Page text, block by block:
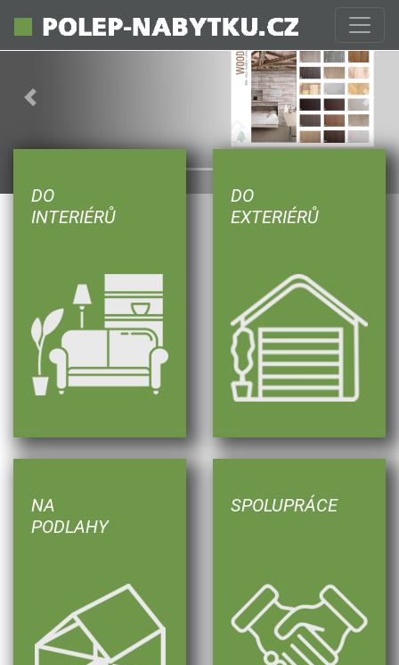
Previous Next
DO
INTERIÉRŮ
DO
EXTERIÉRŮ
NA
PODLAHY
SPOLUPRÁCE